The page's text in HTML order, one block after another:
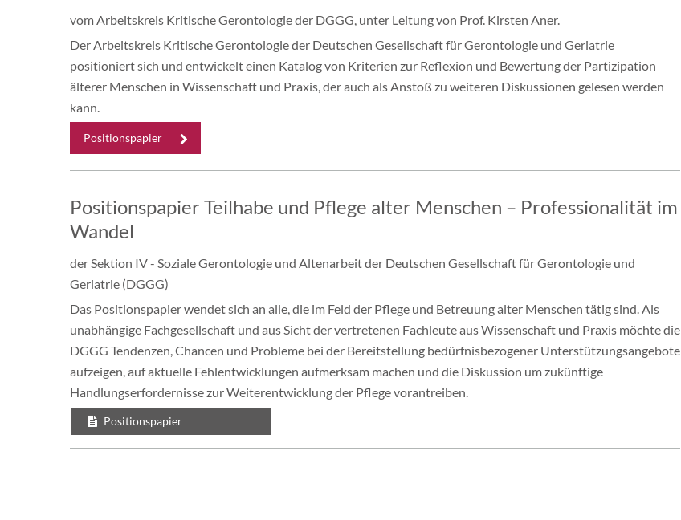
vom Arbeitskreis Kritische Gerontologie der DGGG, unter Leitung von Prof. Kirsten Aner.
Der Arbeitskreis Kritische Gerontologie der Deutschen Gesellschaft für Gerontologie und Geriatrie
positioniert sich und entwickelt einen Katalog von Kriterien zur Reflexion und Bewertung der Partizipation
älterer Menschen in Wissenschaft und Praxis, der auch als Anstoß zu weiteren Diskussionen gelesen werden
kann.
Positionspapier
Positionspapier Teilhabe und Pflege alter Menschen – Professionalität im
Wandel
der Sektion IV - Soziale Gerontologie und Altenarbeit der Deutschen Gesellschaft für Gerontologie und
Geriatrie (DGGG)
Das Positionspapier wendet sich an alle, die im Feld der Pflege und Betreuung alter Menschen tätig sind. Als
unabhängige Fachgesellschaft und aus Sicht der vertretenen Fachleute aus Wissenschaft und Praxis möchte die
DGGG Tendenzen, Chancen und Probleme bei der Bereitstellung bedürfnisbezogener Unterstützungsangebote
aufzeigen, auf aktuelle Fehlentwicklungen aufmerksam machen und die Diskussion um zukünftige
Handlungserfordernisse zur Weiterentwicklung der Pflege vorantreiben.
Positionspapier